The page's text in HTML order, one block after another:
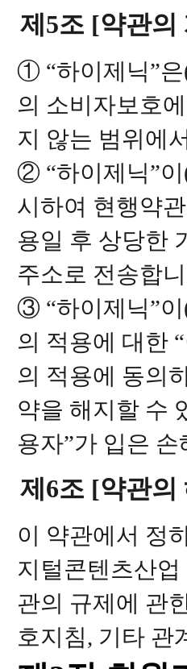
제5조 [약관의
① “하이제닉”
의 소비자보호
지 않는 범위에
② “하이제닉”
시하여 현행약
용일 후 상당한
주소로 전송합
③ “하이제닉”
의 적용에 대한
의 적용에 동의
약을 해지할 수
용자”가 입은
제6조 [약관의
이 약관에서 정
지털콘텐츠산
관의 규제에 관
호지침, 기타 관